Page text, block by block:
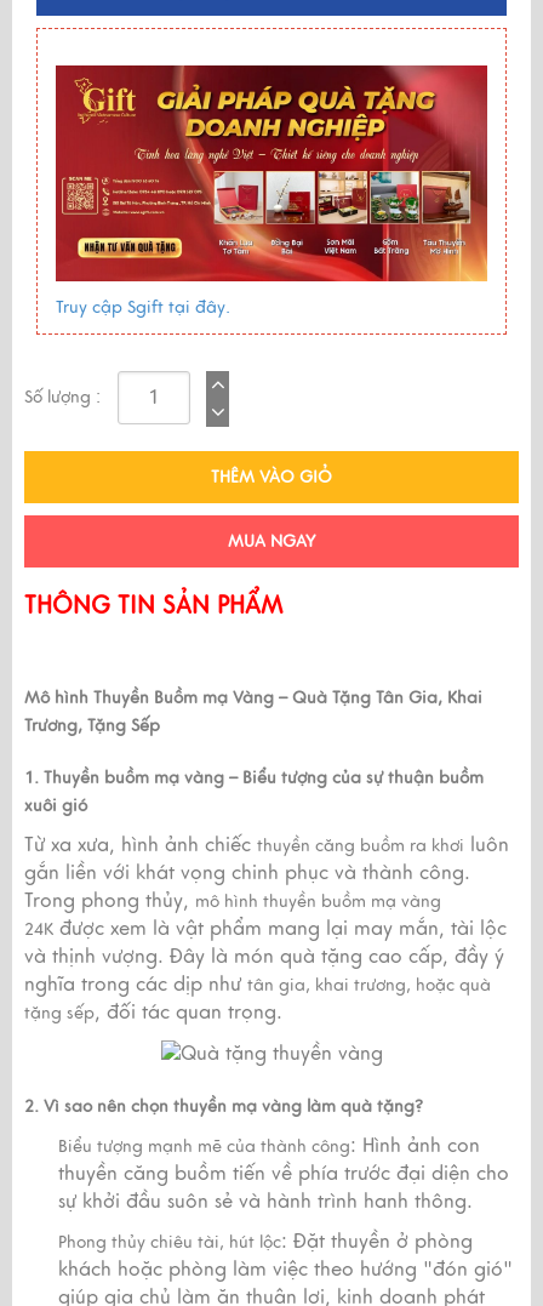
Truy cập Sgift tại đây.
Số lượng :
THÊM VÀO GIỎ
MUA NGAY
THÔNG TIN SẢN PHẨM
Mô hình Thuyền Buồm mạ Vàng – Quà Tặng Tân Gia, Khai
Trương, Tặng Sếp
1. Thuyền buồm mạ vàng – Biểu tượng của sự thuận buồm
xuôi gió
Từ xa xưa, hình ảnh chiếc thuyền căng buồm ra khơi luôn
gắn liền với khát vọng chinh phục và thành công.
Trong phong thủy, mô hình thuyền buồm mạ vàng
24K được xem là vật phẩm mang lại may mắn, tài lộc
và thịnh vượng. Đây là món quà tặng cao cấp, đầy ý
nghĩa trong các dịp như tân gia, khai trương, hoặc quà
tặng sếp, đối tác quan trọng.
2. Vì sao nên chọn thuyền mạ vàng làm quà tặng?
Biểu tượng mạnh mẽ của thành công: Hình ảnh con
thuyền căng buồm tiến về phía trước đại diện cho
sự khởi đầu suôn sẻ và hành trình hanh thông.
Phong thủy chiêu tài, hút lộc: Đặt thuyền ở phòng
khách hoặc phòng làm việc theo hướng "đón gió"
giúp gia chủ làm ăn thuận lợi, kinh doanh phát